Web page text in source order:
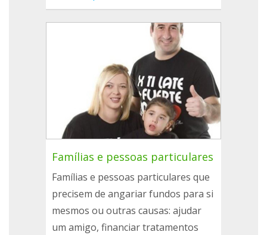
Famílias e pessoas particulares
Famílias e pessoas particulares que
precisem de angariar fundos para si
mesmos ou outras causas: ajudar
um amigo, financiar tratamentos